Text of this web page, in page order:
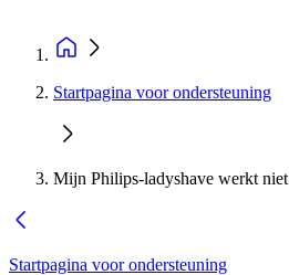
Startpagina voor ondersteuning
Mijn Philips-ladyshave werkt niet
Startpagina voor ondersteuning